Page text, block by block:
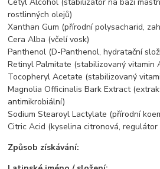
rostlinných olejů)
Xanthan Gum (přírodní polysacharid,
Cera Alba (včelí vosk)
Panthenol (D-Panthenol, hydratační
Retinyl Palmitate (stabilizovaný vitamin
Tocopheryl Acetate (stabilizovaný
Magnolia Officinalis Bark Extract
antimikrobiální)
Sodium Stearoyl Lactylate (přírodní
Citric Acid (kyselina citronová, regulátor
Způsob získávání: